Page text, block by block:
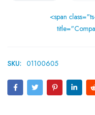
<span
SKU: 01100605